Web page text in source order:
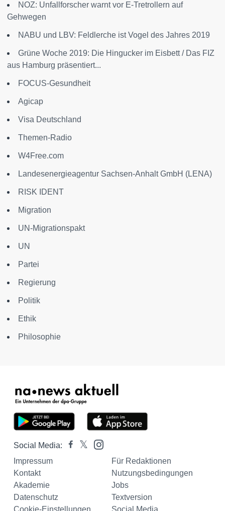
NOZ: Unfallforscher warnt vor E-Tretrollern auf
Gehwegen
NABU und LBV: Feldlerche ist Vogel des Jahres 2019
Grüne Woche 2019: Die Hingucker im Eisbett / Das FIZ
aus Hamburg präsentiert...
FOCUS-Gesundheit
Agicap
Visa Deutschland
Themen-Radio
W4Free.com
Landesenergieagentur Sachsen-Anhalt GmbH (LENA)
RISK IDENT
Migration
UN-Migrationspakt
UN
Partei
Regierung
Politik
Ethik
Philosophie
Social Media:
Impressum
Für Redaktionen
Kontakt
Nutzungsbedingungen
Akademie
Jobs
Datenschutz
Textversion